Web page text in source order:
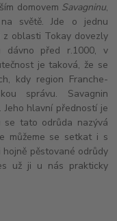
domovem Savagninu,
světě. Jde o jednu
z oblasti Tokay dovezly
dávno před r.1000, v
je taková, že se
kdy region Franche-
správu. Savagnin
hlavní předností je
se tato odrůda nazývá
můžeme se setkat i s
hojně pěstované odrůdy
už ji u nás prakticky